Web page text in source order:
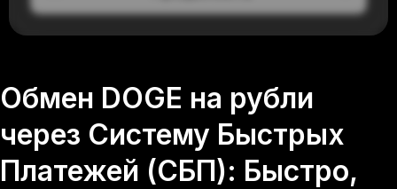
Обмен DOGE на рубли
через Систему Быстрых
Платежей (СБП): Быстро,